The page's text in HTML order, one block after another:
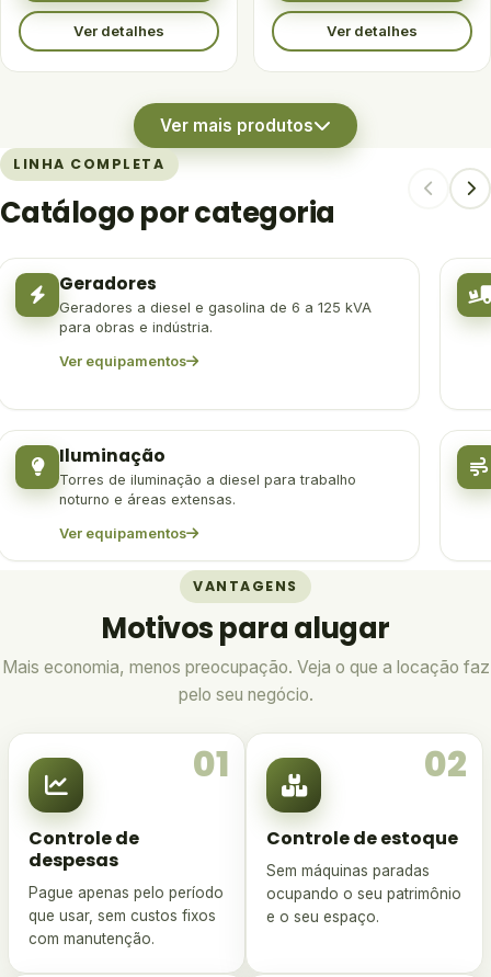
Ver detalhes Ver detalhes
Ver mais produtos
LINHA COMPLETA
Catálogo por categoria
Geradores
Geradores a diesel e gasolina de 6 a 125 kVA
para obras e indústria.
Ver equipamentos
Iluminação
Torres de iluminação a diesel para trabalho
noturno e áreas extensas.
Ver equipamentos
VANTAGENS
Motivos para alugar
Mais economia, menos preocupação. Veja o que a locação faz
pelo seu negócio.
01
Controle de
despesas
Pague apenas pelo período
que usar, sem custos fixos
com manutenção.
02
Controle de estoque
Sem máquinas paradas
ocupando o seu patrimônio
e o seu espaço.